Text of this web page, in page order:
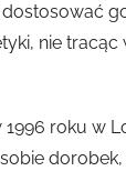
dostosować
nie tracąc
1996 roku w